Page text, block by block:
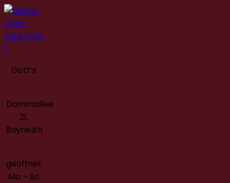
Gott’s
·
Dammallee
21,
Bayreuth
·
geöffnet
Mo – So